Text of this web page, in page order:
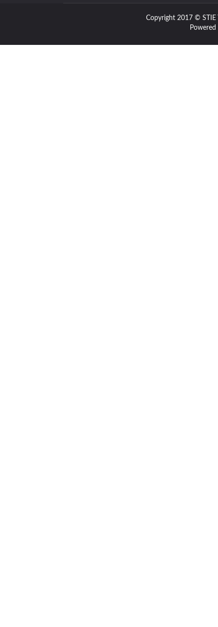
Copyright 2017 © STIE